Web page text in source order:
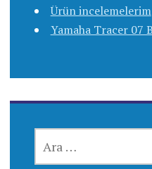
Ürün incelemelerim
Yamaha Tracer 07